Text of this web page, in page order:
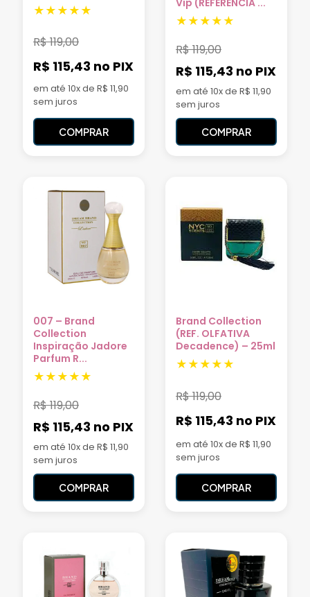
R$119,00
R$ 115,43 no PIX
em até 10x de R$ 11,90
sem juros
COMPRAR
Vip (REFERÊNCIA ...
R$119,00
R$ 115,43 no PIX
em até 10x de R$ 11,90
sem juros
COMPRAR
007 – Brand
Collection
Inspiração Jadore
Parfum R...
R$119,00
R$ 115,43 no PIX
em até 10x de R$ 11,90
sem juros
COMPRAR
Brand Collection
(REF. OLFATIVA
Decadence) – 25ml
R$119,00
R$ 115,43 no PIX
em até 10x de R$ 11,90
sem juros
COMPRAR